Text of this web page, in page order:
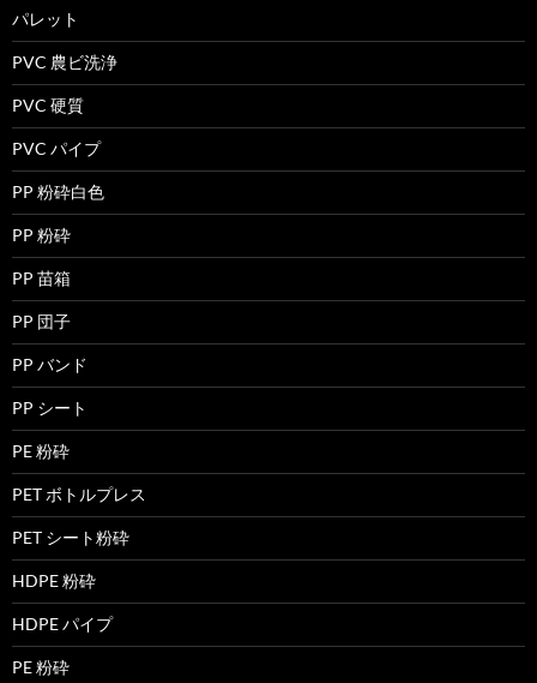
パレット
PVC 農ビ洗浄
PVC 硬質
PVC パイプ
PP 粉砕白色
PP 粉砕
PP 苗箱
PP 団子
PP バンド
PP シート
PE 粉砕
PET ボトルプレス
PET シート粉砕
HDPE 粉砕
HDPE パイプ
PE 粉砕